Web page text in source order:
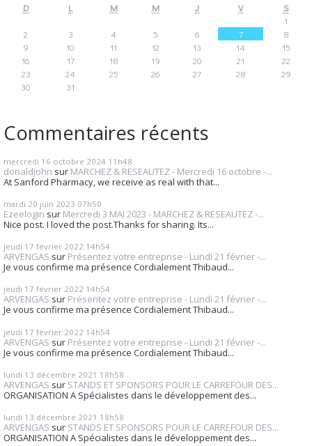
D L M M J V
S
1
2
3 4 5 6 7
8
9
10 11 12 13 14
15
16
17 18 19 20 21
22
23
24 25 26 27 28
29
30
31
Commentaires récents
mercredi 16 octobre 2024 11h48
donaldjohn sur MARCHEZ & RESEAUTEZ - Mercredi 16 octobre -...
At Sanford Pharmacy, we receive as real with that...
mardi 20 juin 2023 07h50
Ezeelogin sur Mercredi 3 MAI 2023 - MARCHEZ & RESEAUTEZ -...
Nice post. I loved the post.Thanks for sharing. Its...
jeudi 17 février 2022 14h54
ARVENGAS sur Présentez votre entreprise - Lundi 21 février -...
Je vous confirme ma présence Cordialement Thibaud...
jeudi 17 février 2022 14h54
ARVENGAS sur Présentez votre entreprise - Lundi 21 février -...
Je vous confirme ma présence Cordialement Thibaud...
jeudi 17 février 2022 14h54
ARVENGAS sur Présentez votre entreprise - Lundi 21 février -...
Je vous confirme ma présence Cordialement Thibaud...
lundi 13 décembre 2021 18h58
ARVENGAS sur STANDS ET SPONSORS POUR LE CARREFOUR DES...
ORGANISATION A Spécialistes dans le développement des...
lundi 13 décembre 2021 18h58
ARVENGAS sur STANDS ET SPONSORS POUR LE CARREFOUR DES...
ORGANISATION A Spécialistes dans le développement des...